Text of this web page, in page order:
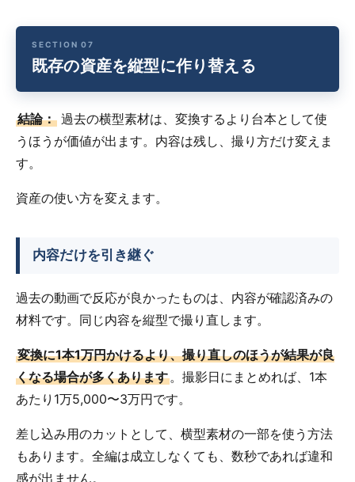
既存の資産を縦型に作り替える
結論： 過去の横型素材は、変換するより台本として使
うほうが価値が出ます。内容は残し、撮り方だけ変えま
す。
資産の使い方を変えます。
内容だけを引き継ぐ
過去の動画で反応が良かったものは、内容が確認済みの
材料です。同じ内容を縦型で撮り直します。
変換に1本1万円かけるより、撮り直しのほうが結果が良
くなる場合が多くあります。撮影日にまとめれば、1本
あたり1万5,000〜3万円です。
差し込み用のカットとして、横型素材の一部を使う方法
もあります。全編は成立しなくても、数秒であれば違和
感が出ません。